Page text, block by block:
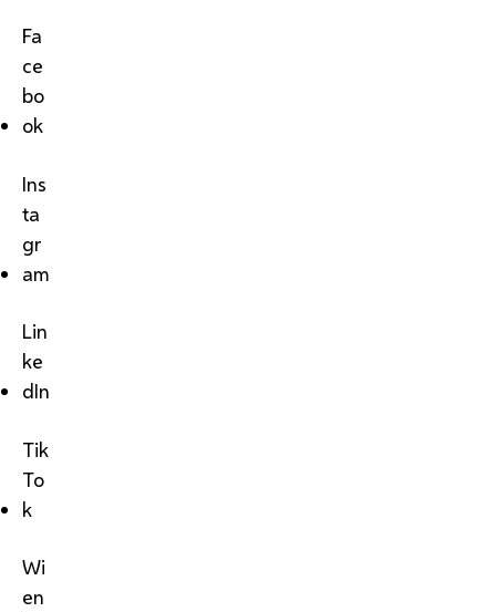
Fa
ce
bo
ok
Ins
ta
gr
am
Lin
ke
dIn
Tik
To
k
Wi
en